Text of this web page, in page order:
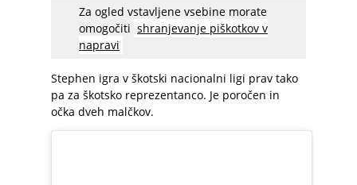
Za ogled vstavljene vsebine morate
omogočiti shranjevanje piškotkov v
napravi
Stephen igra v škotski nacionalni ligi prav tako
pa za škotsko reprezentanco. Je poročen in
očka dveh malčkov.